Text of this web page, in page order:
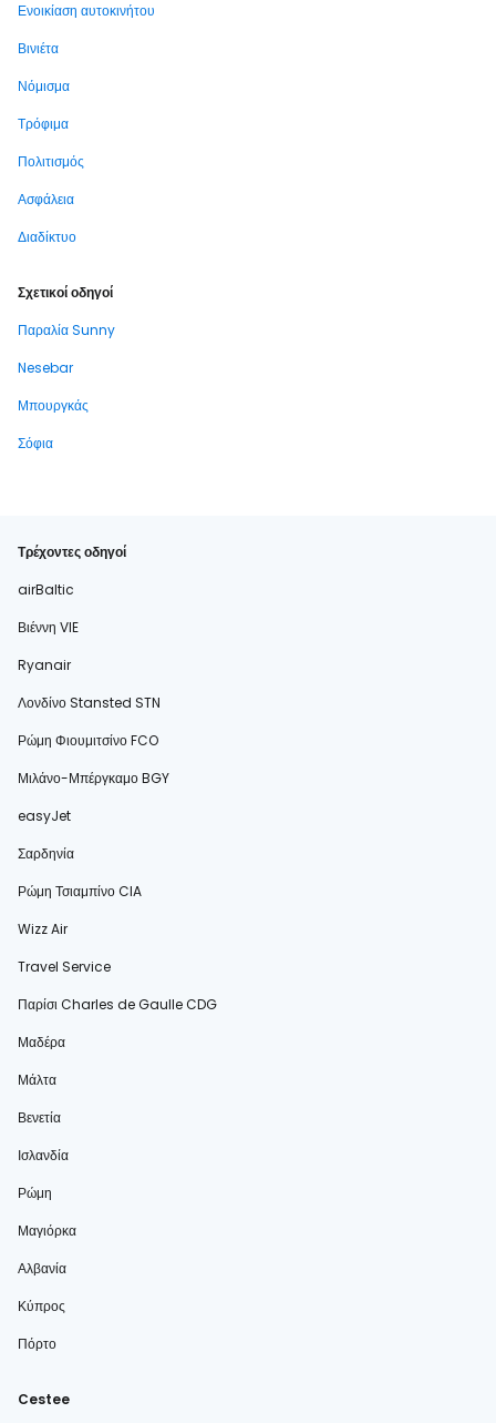
Ενοικίαση αυτοκινήτου
Βινιέτα
Νόμισμα
Τρόφιμα
Πολιτισμός
Ασφάλεια
Διαδίκτυο
Σχετικοί οδηγοί
Παραλία Sunny
Nesebar
Μπουργκάς
Σόφια
Τρέχοντες οδηγοί
airBaltic
Βιέννη VIE
Ryanair
Λονδίνο Stansted STN
Ρώμη Φιουμιτσίνο FCO
Μιλάνο-Μπέργκαμο BGY
easyJet
Σαρδηνία
Ρώμη Τσιαμπίνο CIA
Wizz Air
Travel Service
Παρίσι Charles de Gaulle CDG
Μαδέρα
Μάλτα
Βενετία
Ισλανδία
Ρώμη
Μαγιόρκα
Αλβανία
Κύπρος
Πόρτο
Cestee